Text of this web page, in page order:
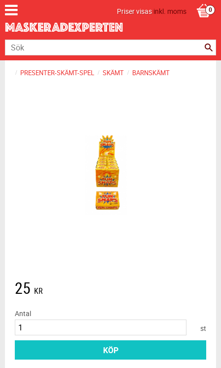
Priser visasinkl. moms
PRESENTER-SKÄMT-SPEL SKÄMT BARNSKÄMT
25 KR
Antal
st
KÖP